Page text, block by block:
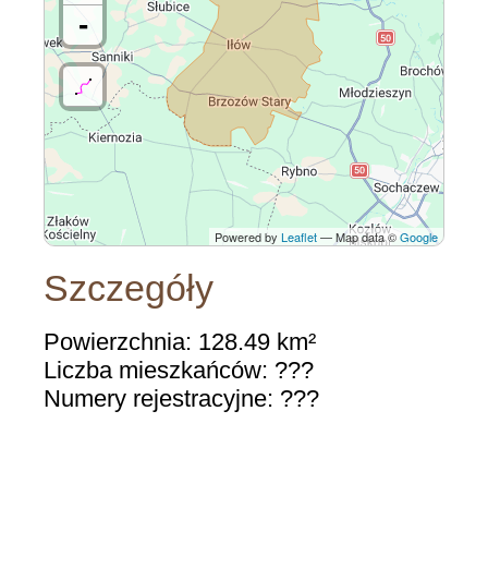
-
Powered by Leaflet— Map data ©Google
Szczegóły
Powierzchnia: 128.49 km²
Liczba mieszkańców: ???
Numery rejestracyjne: ???